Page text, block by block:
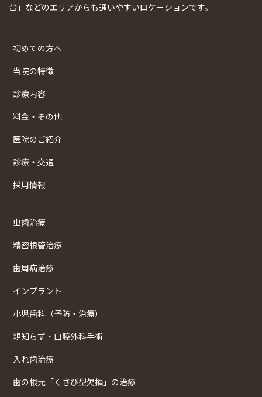
台」などのエリアからも通いやすいロケーションです。
初めての方へ
当院の特徴
診療内容
料金・その他
医院のご紹介
診療・交通
採用情報
虫歯治療
精密根管治療
歯周病治療
インプラント
小児歯科（予防・治療）
親知らず・口腔外科手術
入れ歯治療
歯の根元「くさび型欠損」の治療